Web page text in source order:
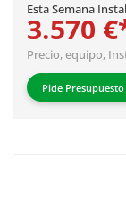
Esta Semana
3.570
Precio, equipo,
Pide Presupuesto